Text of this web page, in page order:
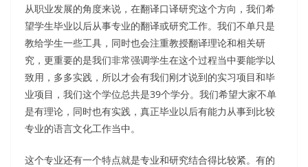
从职业发展的角度来说，在翻译口译研究这个方向，我们希
望学生毕业以后从事专业的翻译或研究工作。我们不单只是
教给学生一些工具，同时也会注重教授翻译理论和相关研
究，更重要的是我们非常强调学生在这个过程当中要能学以
致用，多多实践，所以才会有我们刚才说到的实习项目和毕
业项目，我们这个学位总共是39个学分。我们希望大家不单
是有理论，同时也有实践，真正毕业以后有能力从事到比较
专业的语言文化工作当中。
这个专业还有一个特点就是专业和研究结合得比较紧。有的